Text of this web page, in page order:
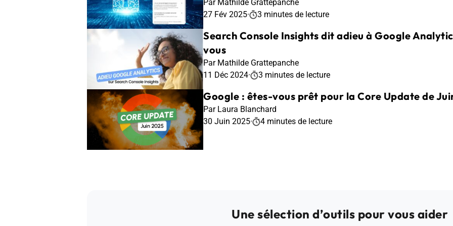
Par Mathilde Grattepanche
27 Fév 2025· 3 minutes de lecture
Search Console Insights dit adieu à Google
vous
Par Mathilde Grattepanche
11 Déc 2024· 3 minutes de lecture
Google : êtes-vous prêt pour la Core Update de
Par Laura Blanchard
30 Juin 2025· 4 minutes de lecture
Une sélection d’outils pour vous aider